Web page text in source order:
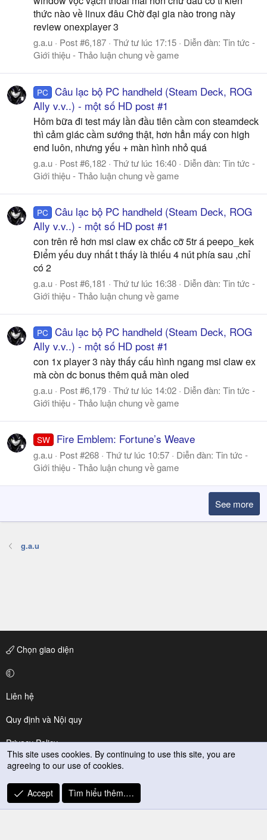
thức nào về linux đâu Chờ đại gia nào trong này
review onexplayer 3
g.a.u Post #6,187 Thứ tư lúc 17:15 Diễn đàn: Tin tức -
Giới thiệu - Thảo luận chung về game
PC Câu lạc bộ PC handheld (Steam Deck, ROG
Ally v.v..) - một số HD post #1
Hôm bữa đi test máy lần đầu tiên cầm con steamdeck
thì cảm giác cầm sướng thật, hơn hẳn mấy con high
end luôn, nhưng yếu + màn hình nhỏ quá
g.a.u Post #6,182 Thứ tư lúc 16:40 Diễn đàn: Tin tức -
Giới thiệu - Thảo luận chung về game
PC Câu lạc bộ PC handheld (Steam Deck, ROG
Ally v.v..) - một số HD post #1
con trên rẻ hơn msi claw ex chắc cỡ 5tr á peepo_kek
Điểm yếu duy nhất t thấy là thiếu 4 nút phía sau ,chỉ
có 2
g.a.u Post #6,181 Thứ tư lúc 16:38 Diễn đàn: Tin tức -
Giới thiệu - Thảo luận chung về game
PC Câu lạc bộ PC handheld (Steam Deck, ROG
Ally v.v..) - một số HD post #1
con 1x player 3 này thấy cấu hình ngang msi claw ex
mà còn dc bonus thêm quả màn oled
g.a.u Post #6,179 Thứ tư lúc 14:02 Diễn đàn: Tin tức -
Giới thiệu - Thảo luận chung về game
SW Fire Emblem: Fortune’s Weave
g.a.u Post #268 Thứ tư lúc 10:57 Diễn đàn: Tin tức -
Giới thiệu - Thảo luận chung về game
See more
g.a.u
Chọn giao diện
Liên hệ
Quy định và Nội quy
Privacy Policy
Trợ giúp
R
S
This site uses cookies. By continuing to use this site, you are
agreeing to our use of cookies.
Accept Tìm hiểu thêm.…